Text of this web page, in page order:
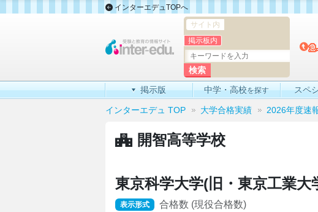
インターエデュTOPへ
サイト内
掲示板内
掲示版 中学・高校を探す スペ
インターエデュ TOP 大学合格実績 2026年度速
開智高等学校
東京科学大学(旧・東京工業大
表示形式 合格数 (現役合格数)